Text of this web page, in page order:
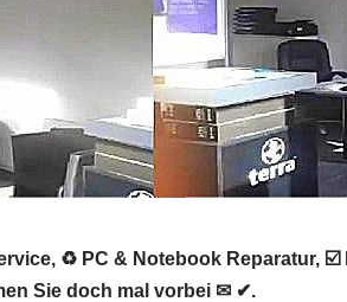
♻ PC & Notebook Reparatur,
Sie doch mal vorbei ✉ ✔.